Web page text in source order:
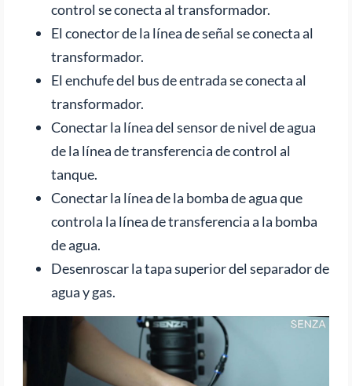
control se conecta al transformador.
El conector de la línea de señal se conecta al
transformador.
El enchufe del bus de entrada se conecta al
transformador.
Conectar la línea del sensor de nivel de agua
de la línea de transferencia de control al
tanque.
Conectar la línea de la bomba de agua que
controla la línea de transferencia a la bomba
de agua.
Desenroscar la tapa superior del separador de
agua y gas.